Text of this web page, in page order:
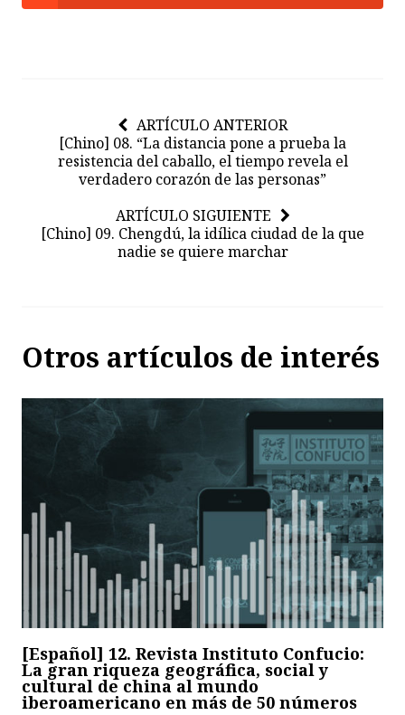
ARTÍCULO ANTERIOR
[Chino] 08. “La distancia pone a prueba la
resistencia del caballo, el tiempo revela el
verdadero corazón de las personas”
ARTÍCULO SIGUIENTE
[Chino] 09. Chengdú, la idílica ciudad de la que
nadie se quiere marchar
Otros artículos de interés
[Español] 12. Revista Instituto Confucio:
La gran riqueza geográfica, social y
cultural de china al mundo
iberoamericano en más de 50 números